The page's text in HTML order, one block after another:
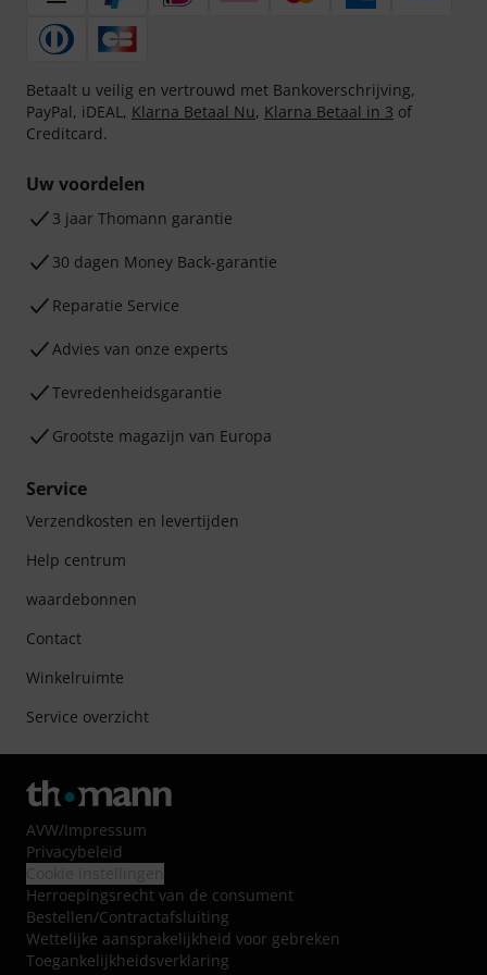
Betaalt u veilig en vertrouwd met Bankoverschrijving,
PayPal, iDEAL, Klarna Betaal Nu, Klarna Betaal in 3 of
Creditcard.
Uw voordelen
3 jaar Thomann garantie
30 dagen Money Back-garantie
Reparatie Service
Advies van onze experts
Tevredenheidsgarantie
Grootste magazijn van Europa
Service
Verzendkosten en levertijden
Help centrum
waardebonnen
Contact
Winkelruimte
Service overzicht
AVW/Impressum
Privacybeleid
Herroepingsrecht van de consument
Bestellen/Contractafsluiting
Wettelijke aansprakelijkheid voor gebreken
Toegankelijkheidsverklaring